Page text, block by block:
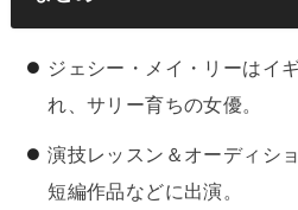
ジェシー・メイ・リーはイ
れ、サリー育ちの女優。
演技レッスン＆オーディシ
短編作品などに出演。